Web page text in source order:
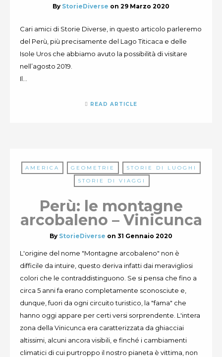
By StorieDiverse on 29 Marzo 2020
Cari amici di Storie Diverse, in questo articolo parleremo
del Perù, più precisamente del Lago Titicaca e delle
Isole Uros che abbiamo avuto la possibilità di visitare
nell’agosto 2019.
Il…
READ ARTICLE
AMERICA GEOMETRIE
STORIE DI LUOGHI
STORIE DI VIAGGI
Perù: le montagne
arcobaleno – Vinicunca
By StorieDiverse on 31 Gennaio 2020
L'origine del nome "Montagne arcobaleno" non è
difficile da intuire, questo deriva infatti dai meravigliosi
colori che le contraddistinguono. Se si pensa che fino a
circa 5 anni fa erano completamente sconosciute e,
dunque, fuori da ogni circuito turistico, la "fama" che
hanno oggi appare per certi versi sorprendente. L'intera
zona della Vinicunca era caratterizzata da ghiacciai
altissimi, alcuni ancora visibili, e finché i cambiamenti
climatici di cui purtroppo il nostro pianeta è vittima, non